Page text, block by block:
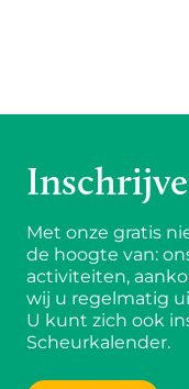
Met onze gratis
de hoogte van:
activiteiten,
wij u regelmatig
U kunt zich ook
Scheurkalender.